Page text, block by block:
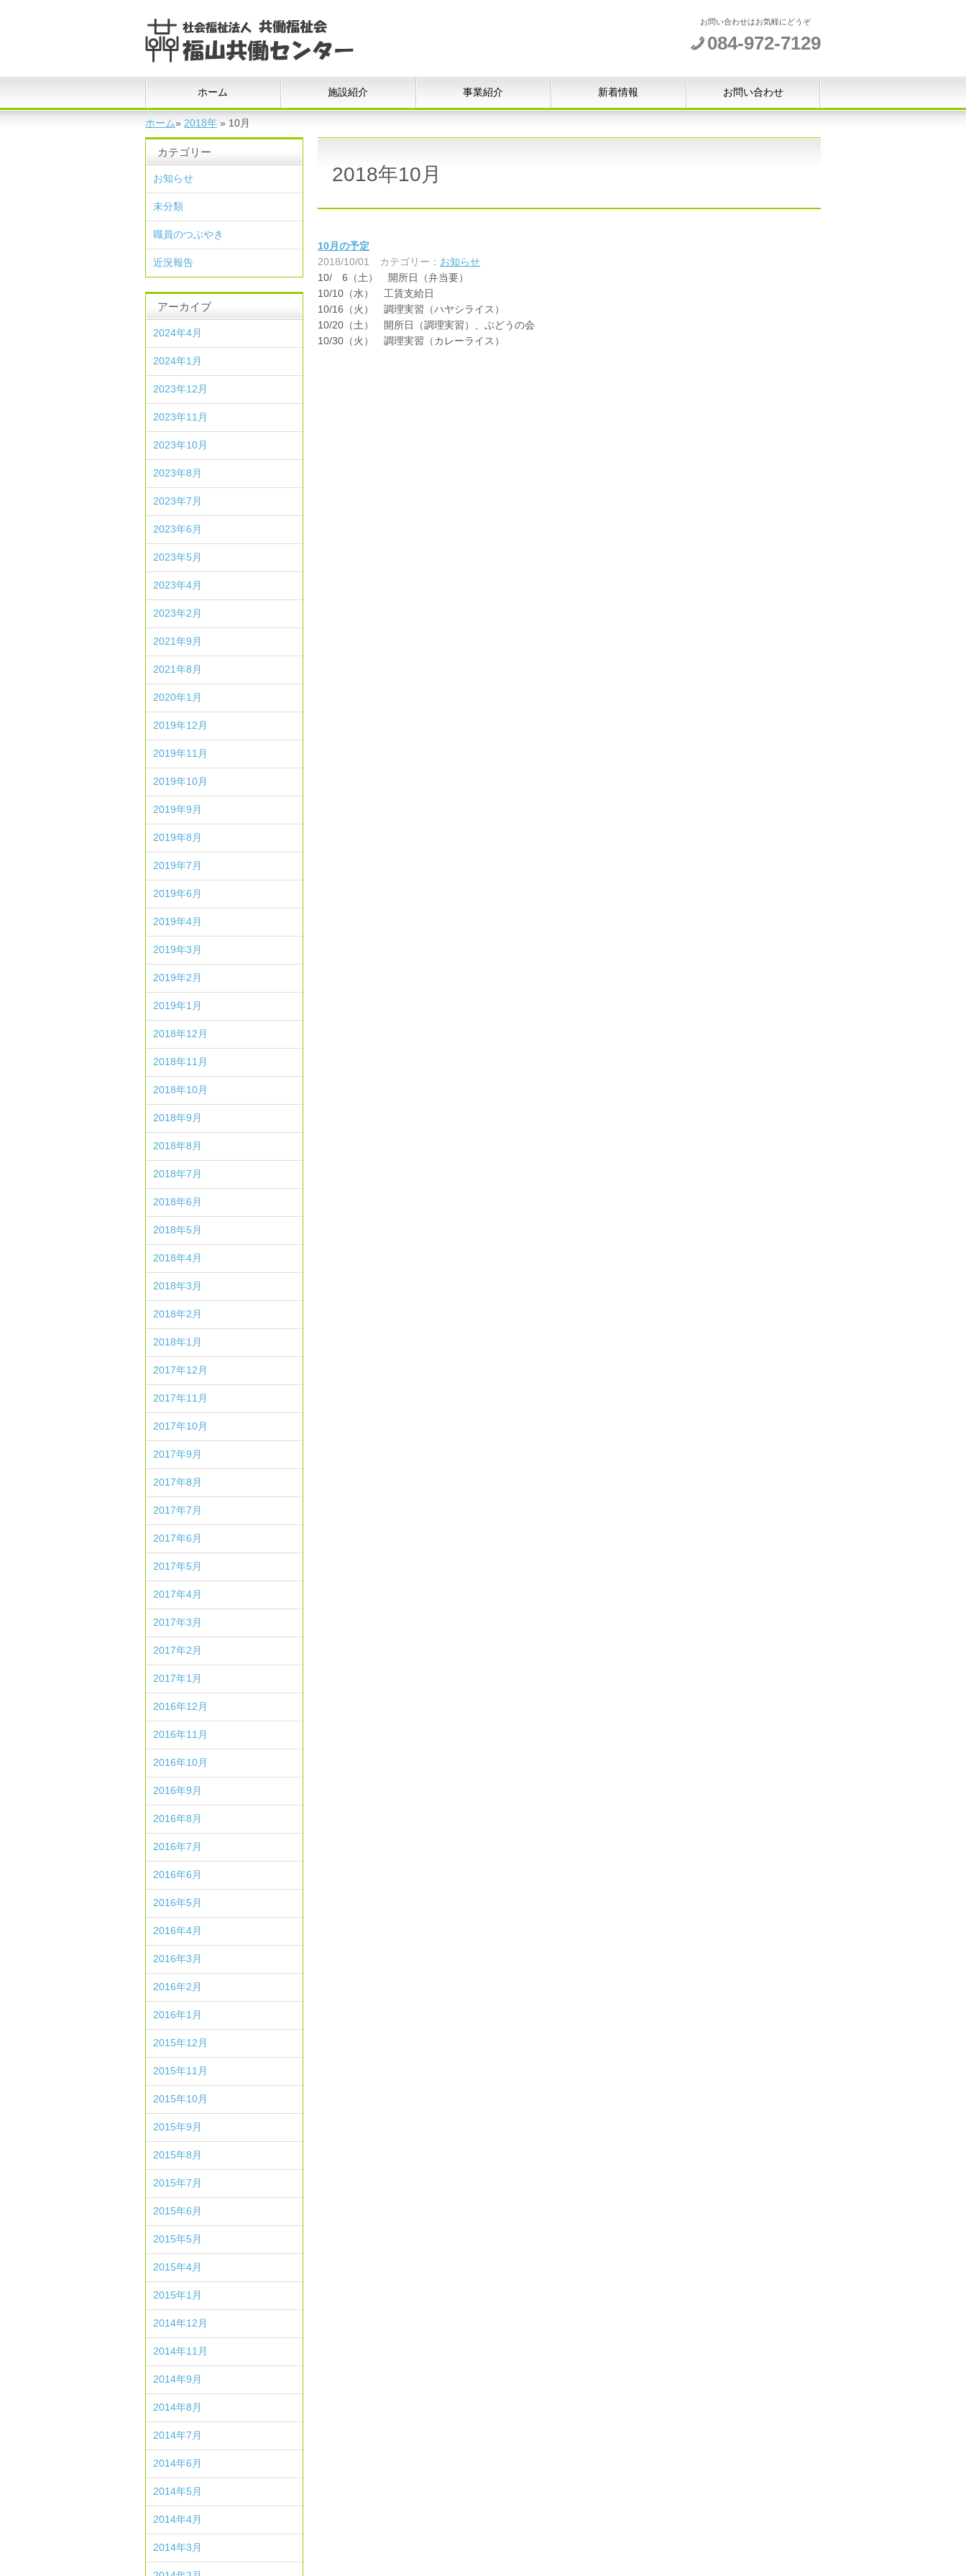
お問い合わせはお気軽にどうぞ
084-972-7129
ホーム 施設紹介 事業紹介 新着情報 お問い合わせ
ホーム» 2018年 » 10月
2018年10月
10月の予定
2018/10/01
カテゴリー： お知らせ
10/ 6（土） 開所日（弁当要）
10/10（水） 工賃支給日
10/16（火） 調理実習（ハヤシライス）
10/20（土） 開所日（調理実習）、ぶどうの会
10/30（火） 調理実習（カレーライス）
カテゴリー
お知らせ
未分類
職員のつぶやき
近況報告
アーカイブ
2024年4月
2024年1月
2023年12月
2023年11月
2023年10月
2023年8月
2023年7月
2023年6月
2023年5月
2023年4月
2023年2月
2021年9月
2021年8月
2020年1月
2019年12月
2019年11月
2019年10月
2019年9月
2019年8月
2019年7月
2019年6月
2019年4月
2019年3月
2019年2月
2019年1月
2018年12月
2018年11月
2018年10月
2018年9月
2018年8月
2018年7月
2018年6月
2018年5月
2018年4月
2018年3月
2018年2月
2018年1月
2017年12月
2017年11月
2017年10月
2017年9月
2017年8月
2017年7月
2017年6月
2017年5月
2017年4月
2017年3月
2017年2月
2017年1月
2016年12月
2016年11月
2016年10月
2016年9月
2016年8月
2016年7月
2016年6月
2016年5月
2016年4月
2016年3月
2016年2月
2016年1月
2015年12月
2015年11月
2015年10月
2015年9月
2015年8月
2015年7月
2015年6月
2015年5月
2015年4月
2015年1月
2014年12月
2014年11月
2014年9月
2014年8月
2014年7月
2014年6月
2014年5月
2014年4月
2014年3月